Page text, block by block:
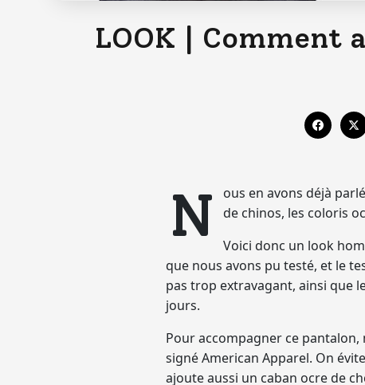
LOOK | Comment
N ous en avons déjà
de chinos, les coloris
Voici donc un look
que nous avons pu testé, et le
pas trop extravagant, ainsi que
jours.
Pour accompagner ce
signé American Apparel. On
ajoute aussi un caban ocre de